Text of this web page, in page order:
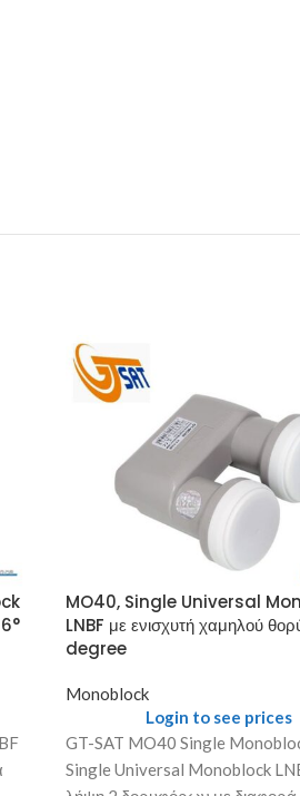
MO40, Single Universal
LNBF με ενισχυτή χαμηλού
degree
Monoblock
Login to see prices
GT-SAT MO40 Single
Single Universal Monoblock